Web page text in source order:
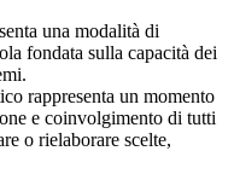
una modalità di
fondata sulla capacità dei
rappresenta un momento
e coinvolgimento di tutti
o rielaborare scelte,